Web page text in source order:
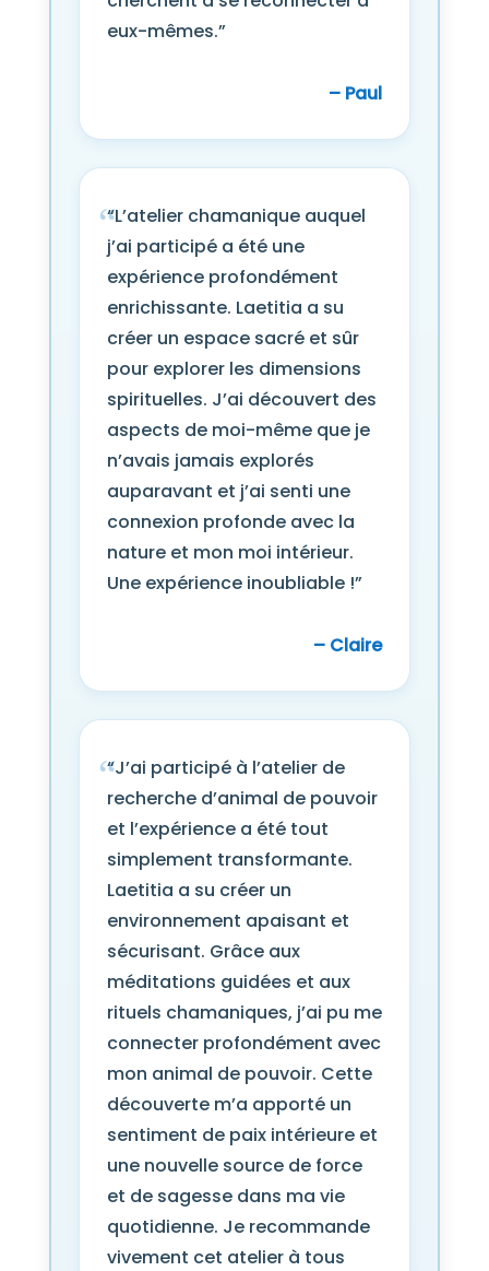
eux-mêmes.”
– Paul
“L’atelier chamanique auquel
j’ai participé a été une
expérience profondément
enrichissante. Laetitia a su
créer un espace sacré et sûr
pour explorer les dimensions
spirituelles. J’ai découvert des
aspects de moi-même que je
n’avais jamais explorés
auparavant et j’ai senti une
connexion profonde avec la
nature et mon moi intérieur.
Une expérience inoubliable !”
– Claire
“J’ai participé à l’atelier de
recherche d’animal de pouvoir
et l’expérience a été tout
simplement transformante.
Laetitia a su créer un
environnement apaisant et
sécurisant. Grâce aux
méditations guidées et aux
rituels chamaniques, j’ai pu me
connecter profondément avec
mon animal de pouvoir. Cette
découverte m’a apporté un
sentiment de paix intérieure et
une nouvelle source de force
et de sagesse dans ma vie
quotidienne. Je recommande
vivement cet atelier à tous